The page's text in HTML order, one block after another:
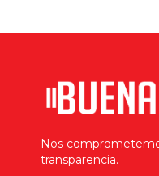
Nos
transparencia.